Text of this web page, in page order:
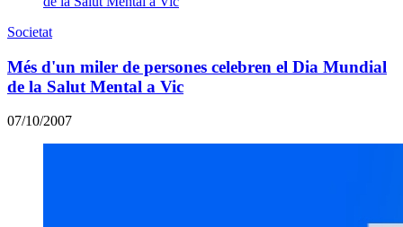
Societat
Més d'un miler de persones celebren el Dia Mundial
de la Salut Mental a Vic
07/10/2007